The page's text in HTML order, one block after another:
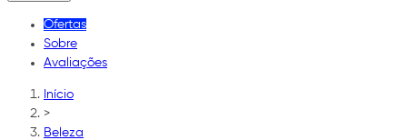
Ofertas
Sobre
Avaliações
Início
>
Beleza